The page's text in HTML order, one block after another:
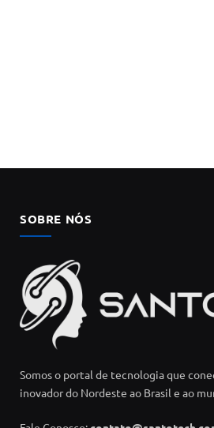
SOBRE NÓS
Somos o portal de tecnologia que
inovador do Nordeste ao Brasil e ao